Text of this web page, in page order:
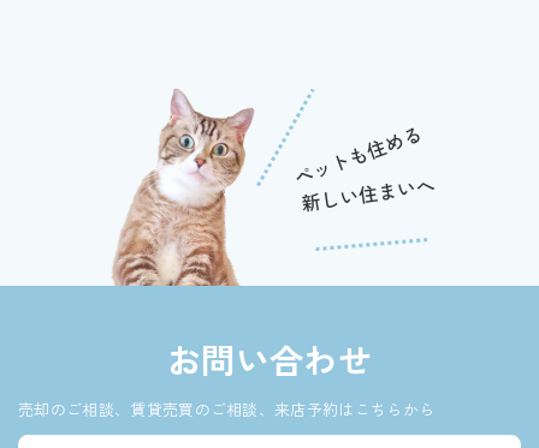
お問い合わせ
売却のご相談、賃貸売買のご相談、来店予約はこちらから